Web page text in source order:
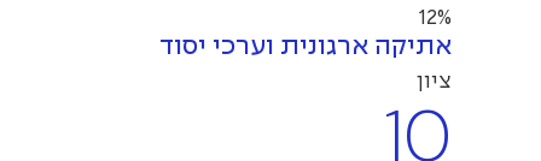
12%
אתיקה ארגונית וערכי יסוד
ציון
10